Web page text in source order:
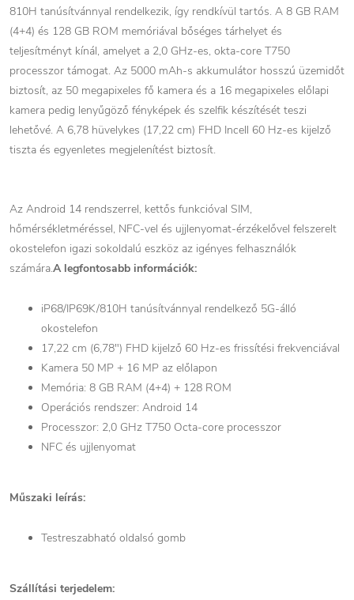
810H tanúsítvánnyal rendelkezik, így rendkívül tartós. A 8 GB RAM
(4+4) és 128 GB ROM memóriával bőséges tárhelyet és
teljesítményt kínál, amelyet a 2,0 GHz-es, okta-core T750
processzor támogat. Az 5000 mAh-s akkumulátor hosszú üzemidőt
biztosít, az 50 megapixeles fő kamera és a 16 megapixeles előlapi
kamera pedig lenyűgöző fényképek és szelfik készítését teszi
lehetővé. A 6,78 hüvelykes (17,22 cm) FHD Incell 60 Hz-es kijelző
tiszta és egyenletes megjelenítést biztosít.
Az Android 14 rendszerrel, kettős funkcióval SIM,
hőmérsékletméréssel, NFC-vel és ujjlenyomat-érzékelővel felszerelt
okostelefon igazi sokoldalú eszköz az igényes felhasználók
számára.A legfontosabb információk:
iP68/IP69K/810H tanúsítvánnyal rendelkező 5G-álló
okostelefon
17,22 cm (6,78") FHD kijelző 60 Hz-es frissítési frekvenciával
Kamera 50 MP + 16 MP az előlapon
Memória: 8 GB RAM (4+4) + 128 ROM
Operációs rendszer: Android 14
Processzor: 2,0 GHz T750 Octa-core processzor
NFC és ujjlenyomat
Műszaki leírás:
Testreszabható oldalsó gomb
Szállítási terjedelem: